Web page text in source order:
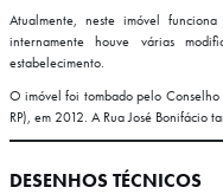
Atualmente, neste imóvel
internamente houve várias
estabelecimento.
O imóvel foi tombado pelo
RP), em 2012. A Rua José Bonifácio
DESENHOS TÉCNICOS